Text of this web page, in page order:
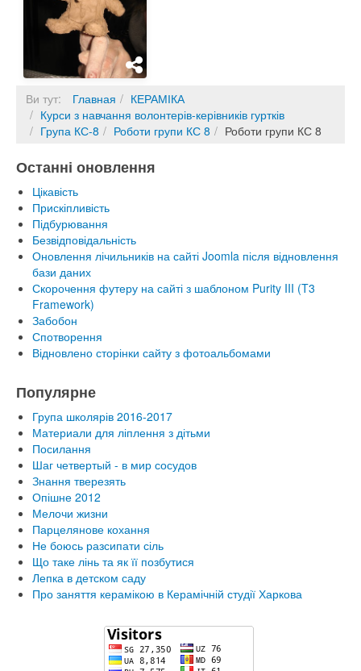
Ви тут: Главная
КЕРАМІКА
Курси з навчання волонтерів-керівників гуртків
Група КС-8
Роботи групи КС 8 Роботи групи КС 8
Останні оновлення
Цікавість
Прискіпливість
Підбурювання
Безвідповідальність
Оновлення лічильників на сайті Joomla після відновлення
бази даних
Скорочення футеру на сайті з шаблоном Purity III (T3
Framework)
Забобон
Спотворення
Відновлено сторінки сайту з фотоальбомами
Популярне
Група школярів 2016-2017
Материали для ліплення з дітьми
Посилання
Шаг четвертый - в мир сосудов
Знання тверезять
Опішне 2012
Мелочи жизни
Парцелянове кохання
Не боюсь разсипати сіль
Що таке лінь та як її позбутися
Лепка в детском саду
Про заняття керамікою в Керамічній студії Харкова